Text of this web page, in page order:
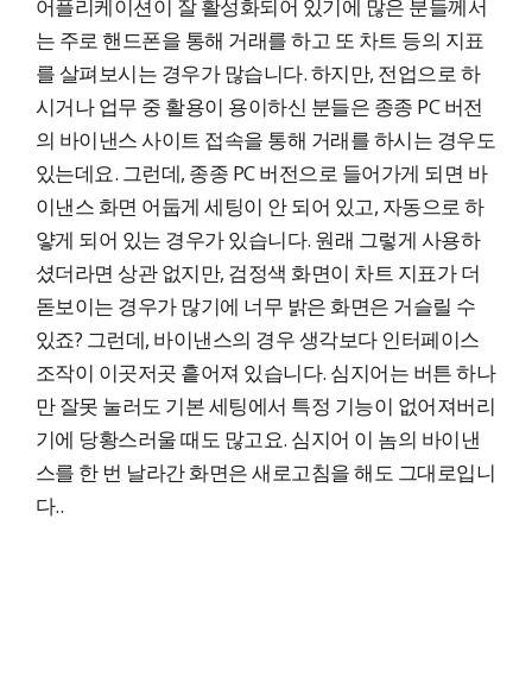
어플리케이션이 잘 활성화되어 있기에 많은 분들께서
는 주로 핸드폰을 통해 거래를 하고 또 차트 등의 지표
를 살펴보시는 경우가 많습니다. 하지만, 전업으로 하
시거나 업무 중 활용이 용이하신 분들은 종종 PC 버전
의 바이낸스 사이트 접속을 통해 거래를 하시는 경우도
있는데요. 그런데, 종종 PC 버전으로 들어가게 되면 바
이낸스 화면 어둡게 세팅이 안 되어 있고, 자동으로 하
얗게 되어 있는 경우가 있습니다. 원래 그렇게 사용하
셨더라면 상관 없지만, 검정색 화면이 차트 지표가 더
돋보이는 경우가 많기에 너무 밝은 화면은 거슬릴 수
있죠? 그런데, 바이낸스의 경우 생각보다 인터페이스
조작이 이곳저곳 흩어져 있습니다. 심지어는 버튼 하나
만 잘못 눌러도 기본 세팅에서 특정 기능이 없어져버리
기에 당황스러울 때도 많고요. 심지어 이 놈의 바이낸
스를 한 번 날라간 화면은 새로고침을 해도 그대로입니
다..